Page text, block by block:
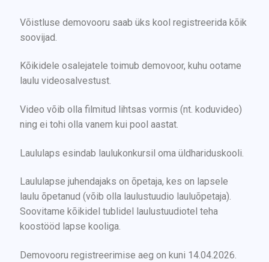
Võistluse demovooru saab üks kool registreerida kõik
soovijad.
Kõikidele osalejatele toimub demovoor, kuhu ootame
laulu videosalvestust.
Video võib olla filmitud lihtsas vormis (nt. koduvideo)
ning ei tohi olla vanem kui pool aastat.
Laululaps esindab laulukonkursil oma üldhariduskooli.
Laululapse juhendajaks on õpetaja, kes on lapsele
laulu õpetanud (võib olla laulustuudio lauluõpetaja).
Soovitame kõikidel tublidel laulustuudiotel teha
koostööd lapse kooliga.
Demovooru registreerimise aeg on kuni 14.04.2026.